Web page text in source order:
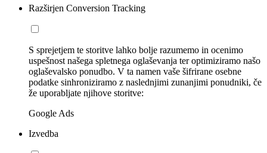
Razširjen Conversion Tracking
S sprejetjem te storitve lahko bolje razumemo in ocenimo
uspešnost našega spletnega oglaševanja ter optimiziramo našo
oglaševalsko ponudbo. V ta namen vaše šifrirane osebne
podatke sinhroniziramo z naslednjimi zunanjimi ponudniki, če
že uporabljate njihove storitve:
Google Ads
Izvedba